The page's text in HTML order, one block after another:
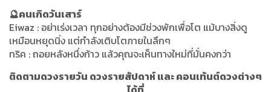
🔮คนเกิดวันเสาร์
Eiwaz : อย่าเร่งเวลา ทุกอย่างต้องมีช่วงพักเพื่อโต แม้บางสิ่งดู
เหมือนหยุดนิ่ง แต่กำลังเติบโตภายในลึกๆ
ทริค : ถอยหลังหนึ่งก้าว แล้วคุณจะเห็นทางใหม่ที่มั่นคงกว่า
ติดตามดวงรายวัน ดวงรายสัปดาห์ และ คอนเท้นต์ดวงต่างๆ